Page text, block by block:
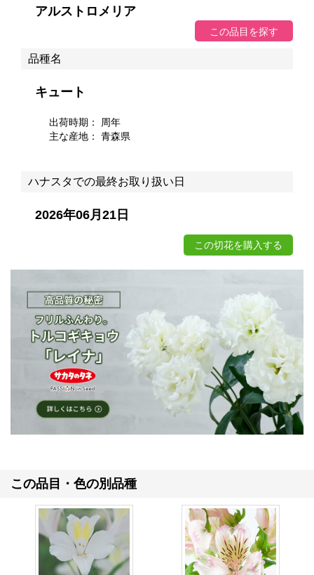
アルストロメリア
品種名
キュート
出荷時期： 周年
主な産地： 青森県
ハナスタでの最終お取り扱い日
2026年06月21日
この切花を購入する
この品目・色の別品種